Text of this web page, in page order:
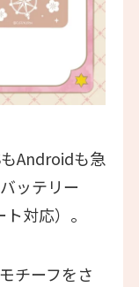
Androidも急
ッテリー
対応）。
チーフをさ